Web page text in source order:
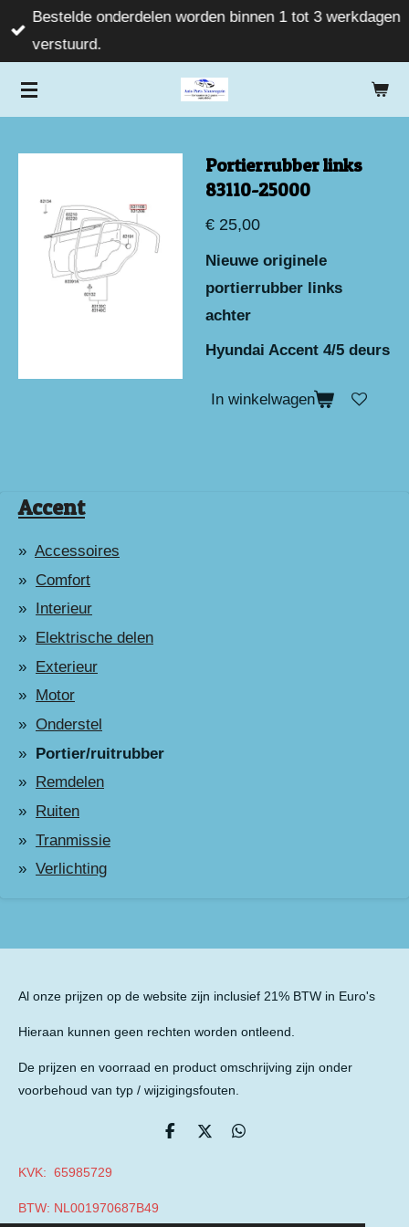
Ga
direct
de
Bestelde onderdelen worden binnen 1 tot 3 werkdagen
verstuurd.
Portierrubber links
83110-25000
€ 25,00
Nieuwe originele
portierrubber links
achter
Hyundai Accent 4/5 deurs
In winkelwagen
Accent
Accessoires
Comfort
Interieur
Elektrische delen
Exterieur
Motor
Onderstel
Portier/ruitrubber
Remdelen
Ruiten
Tranmissie
Verlichting
Al onze prijzen op de website zijn inclusief 21% BTW in Euro's
Hieraan kunnen geen rechten worden ontleend.
De prijzen en voorraad en product omschrijving zijn onder
voorbehoud van typ / wijzigingsfouten.
D
D
D
KVK: 65985729
BTW: NL001970687B49